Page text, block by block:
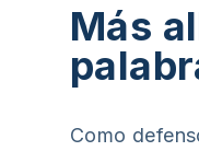
Más
Como